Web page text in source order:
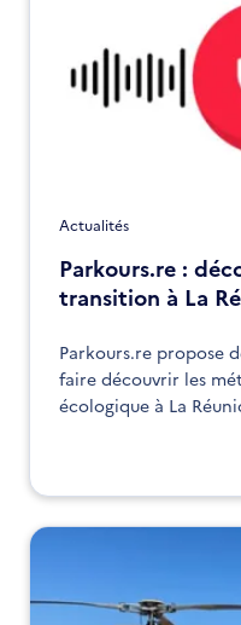
Actualités
Parkours.re :
transition à La
Parkours.re propose
faire découvrir les
écologique à La